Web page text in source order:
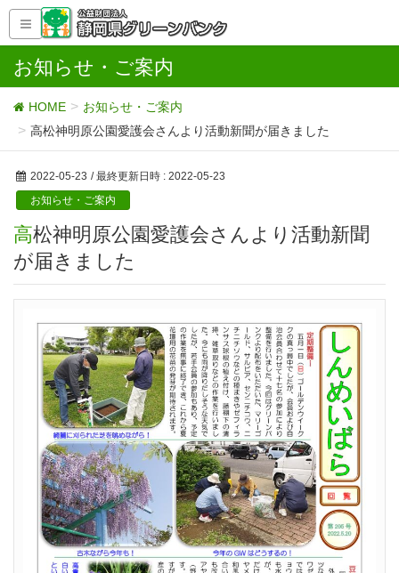
お知らせ・ご案内
HOME
お知らせ・ご案内
高松神明原公園愛護会さんより活動新聞が届きました
2022-05-23 / 最終更新日時 : 2022-05-23
お知らせ・ご案内
高松神明原公園愛護会さんより活動新聞
が届きました